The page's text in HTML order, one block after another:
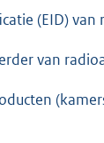
(EID) van
van